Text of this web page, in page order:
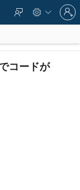
  
Sign
in
to
account
コードが